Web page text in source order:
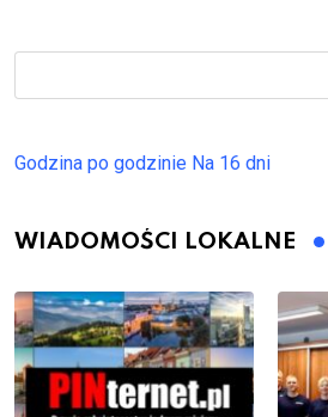
Godzina po godzinie Na 16 dni
WIADOMOŚCI LOKALNE